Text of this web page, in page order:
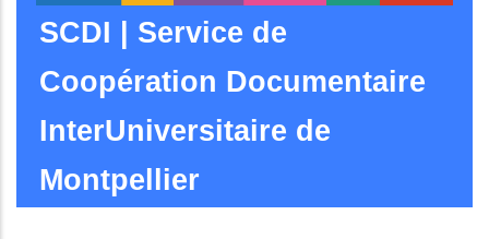
SCDI | Service de
Coopération Documentaire
InterUniversitaire de
Montpellier